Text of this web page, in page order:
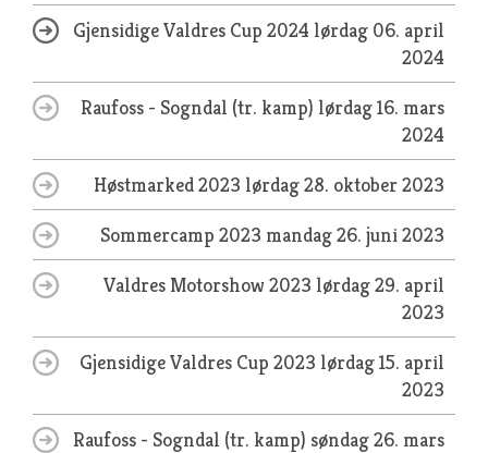
Gjensidige Valdres Cup 2024 lørdag 06. april
2024
Raufoss - Sogndal (tr. kamp) lørdag 16. mars
2024
Høstmarked 2023 lørdag 28. oktober 2023
Sommercamp 2023 mandag 26. juni 2023
Valdres Motorshow 2023 lørdag 29. april
2023
Gjensidige Valdres Cup 2023 lørdag 15. april
2023
Raufoss - Sogndal (tr. kamp) søndag 26. mars